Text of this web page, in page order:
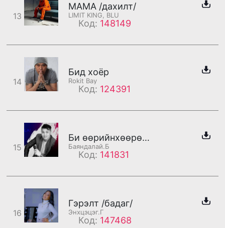
13
MAMA /дахилт/
LIMIT KING, BLU
Код: 148149
14
Бид хоёр
Rokit Bay
Код: 124391
15
Би өөрийнхөөрөө /дахилт/
Баяндалай.Б
Код: 141831
16
Гэрэлт /бадаг/
Энхцэцэг.Г
Код: 147468